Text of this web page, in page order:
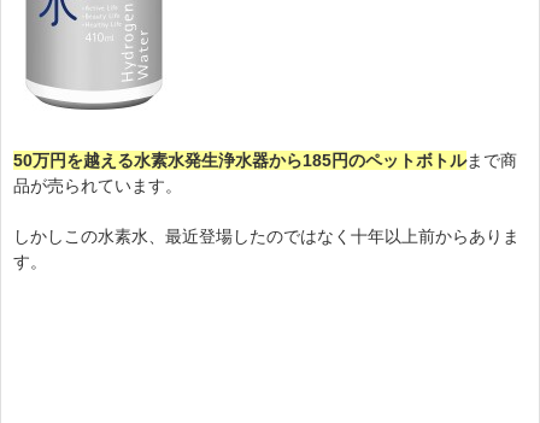
50万円を越える水素水発生浄水器から185円のペットボトルまで商
品が売られています。
しかしこの水素水、最近登場したのではなく十年以上前からありま
す。